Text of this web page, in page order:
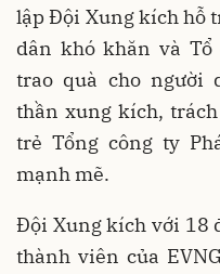
lập Đội Xung kích hỗ
dân khó khăn và Tổ
trao quà cho người
thần xung kích,
trẻ Tổng công ty
mạnh mẽ.
Đội Xung kích với 18
thành viên của